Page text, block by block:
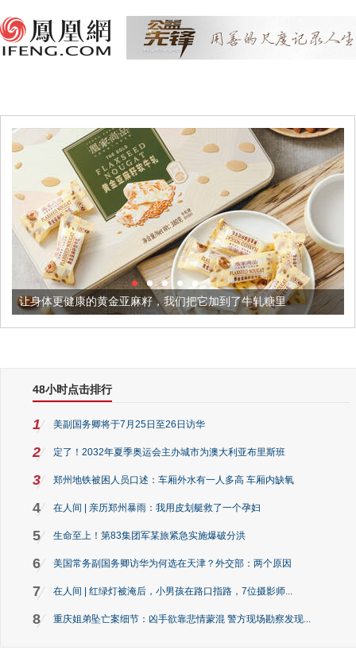
金亚麻籽，我们把它加到了牛轧糖里 被列入佛家七宝的
48小时点击排行
1 美副国务卿将于7月25日至26日访华
2 定了！2032年夏季奥运会主办城市为澳大利亚布里斯班
3 郑州地铁被困人员口述：车厢外水有一人多高 车厢内缺氧
4 在人间 | 亲历郑州暴雨：我用皮划艇救了一个孕妇
5 生命至上！第83集团军某旅紧急实施爆破分洪
6 美国常务副国务卿访华为何选在天津？外交部：两个原因
7 在人间 | 红绿灯被淹后，小男孩在路口指路，7位摄影师...
8 重庆姐弟坠亡案细节：凶手欲靠悲情蒙混 警方现场勘察发现...